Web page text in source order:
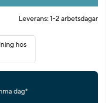
Leverans:1-2 arbetsdagar
hos
dag*